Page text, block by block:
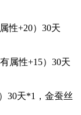
性+20）30天
属性+15）30天
30天*1，金蚕丝